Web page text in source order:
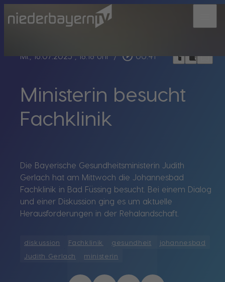
Mi., 16.07.2025, 18:18 Uhr / play_circle_outline 00:41 headphoneschrome_reader_modebookmark_border
Ministerin besucht
Fachklinik
Die Bayerische Gesundheitsministerin Judith
Gerlach hat am Mittwoch die Johannesbad
Fachklinik in Bad Füssing besucht. Bei einem Dialog
und einer Diskussion ging es um aktuelle
Herausforderungen in der Rehalandschaft.
diskussion Fachklinik gesundheit
johannesbad
Judith Gerlach
ministerin